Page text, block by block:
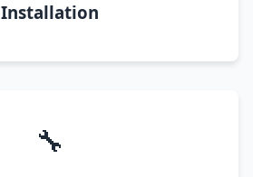
Installation
🔧